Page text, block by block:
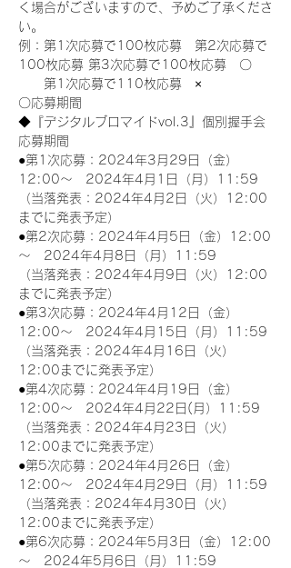
く場合がございますので、予めご了承くださ
い。
例：第1次応募で100枚応募　第2次応募で
100枚応募 第3次応募で100枚応募　〇
第1次応募で110枚応募　×
〇応募期間
◆『デジタルブロマイドvol.3』個別握手会
応募期間
●第1次応募：2024年3月29日（金）
12:00～　2024年4月1日（月）11:59
（当落発表：2024年4月2日（火）12:00
までに発表予定）
●第2次応募：2024年4月5日（金）12:00
～　2024年4月8日（月）11:59
（当落発表：2024年4月9日（火）12:00
までに発表予定）
●第3次応募：2024年4月12日（金）
12:00～　2024年4月15日（月）11:59
（当落発表：2024年4月16日（火）
12:00までに発表予定）
●第4次応募：2024年4月19日（金）
12:00～　2024年4月22日(月）11:59
（当落発表：2024年4月23日（火）
12:00までに発表予定）
●第5次応募：2024年4月26日（金）
12:00～　2024年4月29日（月）11:59
（当落発表：2024年4月30日（火）
12:00までに発表予定）
●第6次応募：2024年5月3日（金）12:00
～　2024年5月6日（月）11:59